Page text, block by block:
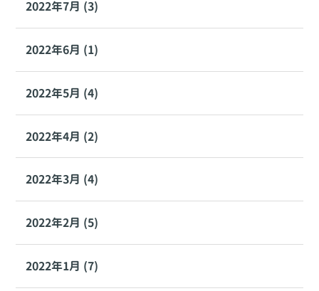
2022年7月 (3)
2022年6月 (1)
2022年5月 (4)
2022年4月 (2)
2022年3月 (4)
2022年2月 (5)
2022年1月 (7)